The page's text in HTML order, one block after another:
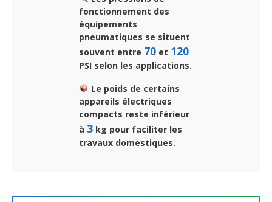
fonctionnement des
équipements
pneumatiques se situent
souvent entre 70 et 120
PSI selon les applications.
Le poids de certains
appareils électriques
compacts reste inférieur
à 3 kg pour faciliter les
travaux domestiques.